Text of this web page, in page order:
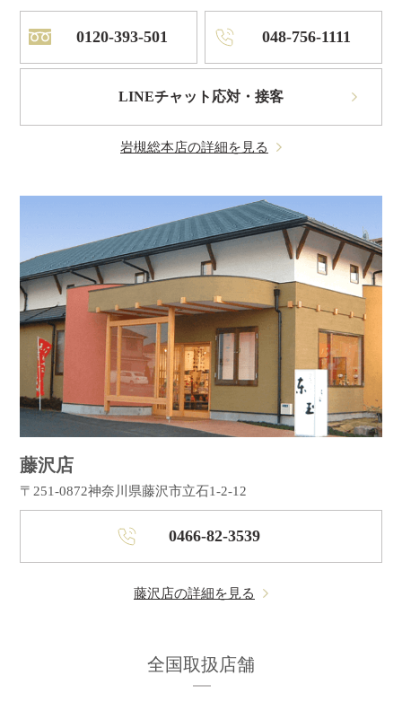
0120-393-501 048-756-1111
LINEチャット応対・接客
岩槻総本店の詳細を見る
藤沢店
〒251-0872神奈川県藤沢市立石1-2-12
0466-82-3539
藤沢店の詳細を見る
全国取扱店舗